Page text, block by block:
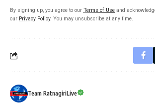
By signing up, you agree to our Terms of Use and
our Privacy Policy. You may unsubscribe at any time.
Team RatnagiriLive